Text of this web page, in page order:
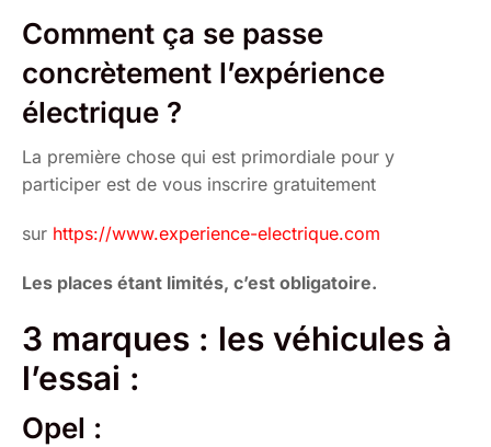
Comment ça se passe
concrètement l’expérience
électrique ?
La première chose qui est primordiale pour y
participer est de vous inscrire gratuitement
sur https://www.experience-electrique.com
Les places étant limités, c’est obligatoire.
3 marques : les véhicules à
l’essai :
Opel :